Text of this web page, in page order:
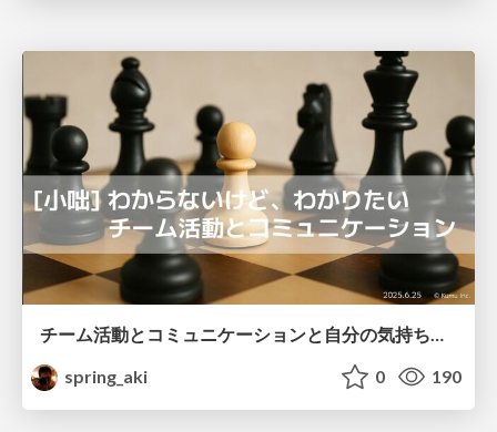
チーム活動とコミュニケーションと自分の気持ちに気づくこと / Listening Beyond Words: Emotions, Confusion, and Connection in Teams
spring_aki
0 190